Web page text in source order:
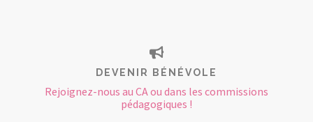
DEVENIR BÉNÉVOLE
Rejoignez-nous au CA ou dans les commissions
pédagogiques !